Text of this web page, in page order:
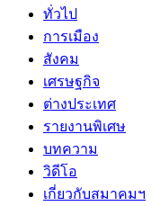
ทั่วไป
การเมือง
สังคม
เศรษฐกิจ
ต่างประเทศ
รายงานพิเศษ
บทความ
วิดีโอ
เกี่ยวกับสมาคมฯ